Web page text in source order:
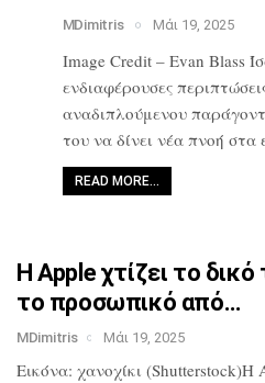
MDimitris Μάι 19, 2025
Image Credit – Evan Blass
ενδιαφέρουσες
αναδιπλούμενου
του να δίνει νέαπνοή στα
READ MORE…
Η Apple χτίζει το δικό
το προσωπικό από…
MDimitris Μάι 19, 2025
Εικόνα: χανοχίκι (Shutterstock)Η